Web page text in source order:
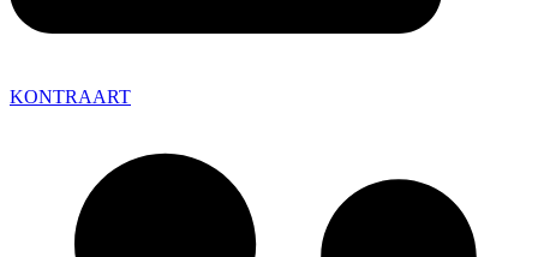
KONTRAART